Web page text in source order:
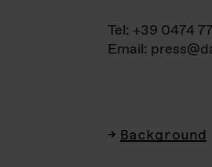
Tel: +39 0474
Email:
Background